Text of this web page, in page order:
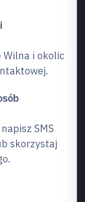
Wilna i okolic
SMS
skorzystaj